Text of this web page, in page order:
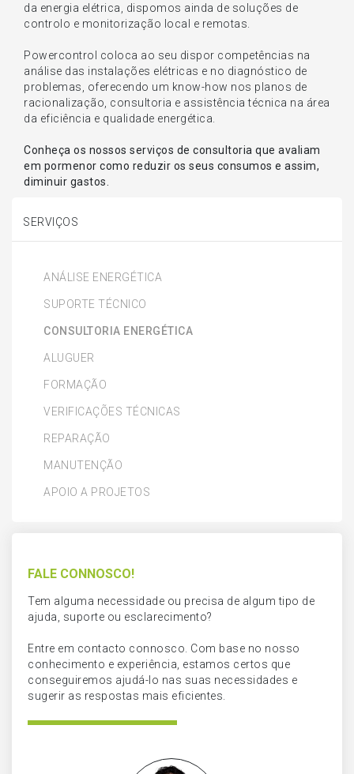
SERVIÇOS
ANÁLISE ENERGÉTICA
SUPORTE TÉCNICO
CONSULTORIA ENERGÉTICA
ALUGUER
FORMAÇÃO
VERIFICAÇÕES TÉCNICAS
REPARAÇÃO
MANUTENÇÃO
APOIO A PROJETOS
da energia elétrica, dispomos ainda de soluções de
controlo e monitorização local e remotas.
Powercontrol coloca ao seu dispor competências na
análise das instalações elétricas e no diagnóstico de
problemas, oferecendo um know-how nos planos de
racionalização, consultoria e assistência técnica na área
da eficiência e qualidade energética.
Conheça os nossos serviços de consultoria que avaliam
em pormenor como reduzir os seus consumos e assim,
diminuir gastos.
FALE CONNOSCO!
Tem alguma necessidade ou precisa de algum tipo de
ajuda, suporte ou esclarecimento?
Entre em contacto connosco. Com base no nosso
conhecimento e experiência, estamos certos que
conseguiremos ajudá-lo nas suas necessidades e
sugerir as respostas mais eficientes.